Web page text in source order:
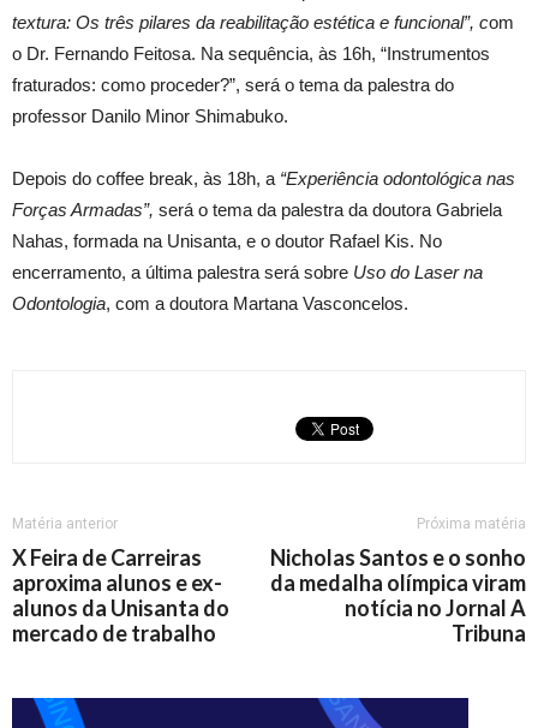
textura: Os três pilares da reabilitação estética e funcional”, com
o Dr. Fernando Feitosa. Na sequência, às 16h, “Instrumentos
fraturados: como proceder?”, será o tema da palestra do
professor Danilo Minor Shimabuko.
Depois do coffee break, às 18h, a “Experiência odontológica nas
Forças Armadas”, será o tema da palestra da doutora Gabriela
Nahas, formada na Unisanta, e o doutor Rafael Kis. No
encerramento, a última palestra será sobre Uso do Laser na
Odontologia, com a doutora Martana Vasconcelos.
Matéria anterior
X Feira de Carreiras
aproxima alunos e ex-
alunos da Unisanta do
mercado de trabalho
Próxima matéria
Nicholas Santos e o sonho
da medalha olímpica viram
notícia no Jornal A
Tribuna